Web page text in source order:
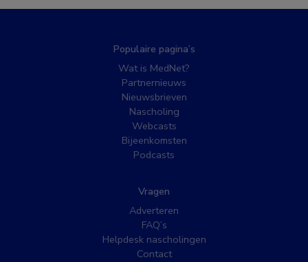
Populaire pagina’s
Wat is MedNet?
Partnernieuws
Nieuwsbrieven
Nascholing
Webcasts
Bijeenkomsten
Podcasts
Vragen
Adverteren
FAQ’s
Helpdesk nascholingen
Contact